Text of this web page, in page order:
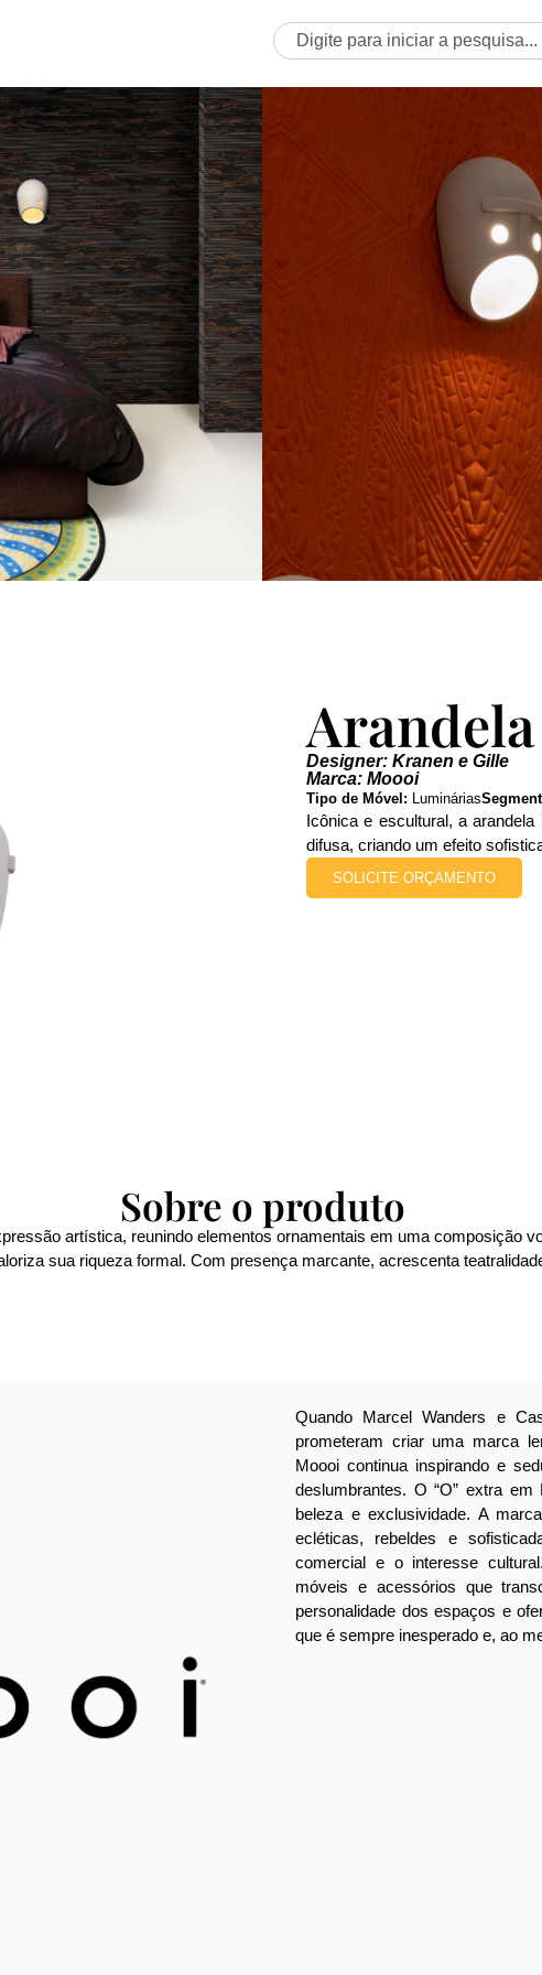
Designer: Kranen e Gille
Marca: Moooi
Tipo de Móvel: Luminárias
Icônica e escultural, a
difusa, criando um efeito
SOLICITE ORÇAMENTO
Sobre o produto
artística, reunindo elementos ornamentais em uma composição
sua riqueza formal. Com presença marcante, acrescenta
Quando Marcel Wanders e
prometeram criar uma marca
Moooi continua inspirando e
deslumbrantes. O “O” extra
beleza e exclusividade. A
ecléticas, rebeldes e
comercial e o interesse
móveis e acessórios que
personalidade dos espaços e
que é sempre inesperado e, ao